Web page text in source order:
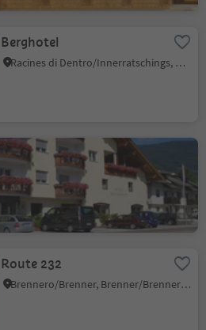
Berghotel
Racines di Dentro/Innerratschings, Ratschings/Racines, Sterzing/Vipiteno and environs
Gasthof Klammer
Vipiteno/Sterzing, Sterzing/Vipiteno, Sterzing/Vipiteno and environs
Route 232
Brennero/Brenner, Brenner/Brennero, Sterzing/Vipiteno and environs